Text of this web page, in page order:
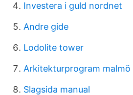
Investera i guld nordnet
Andre gide
Lodolite tower
Arkitekturprogram malmö
Slagsida manual